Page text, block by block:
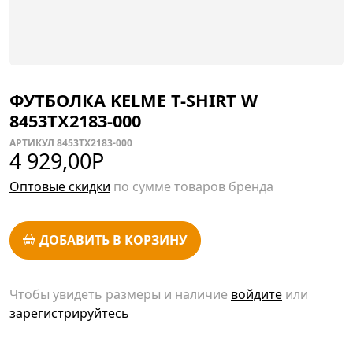
ФУТБОЛКА KELME T-SHIRT W
8453TX2183-000
АРТИКУЛ 8453TX2183-000
4 929,00Р
Оптовые скидки по сумме товаров бренда
ДОБАВИТЬ В КОРЗИНУ
Чтобы увидеть размеры и наличие войдите или
зарегистрируйтесь